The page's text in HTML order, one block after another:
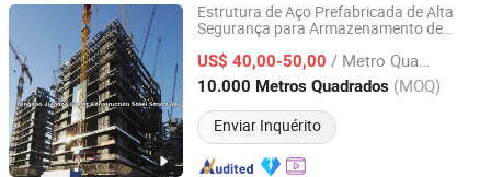
Estrutura de Aço Prefabricada de Alta
Segurança para Armazenamento de
Soldagem Rápida,Construçãode
Edifício s de Apartamentos, Hotéis,
Armazéns e Oficinas
US$ 40,00-50,00 / Metro Quadrado
10.000 Metros Quadrados (MOQ)
Enviar Inquérito
Qingdao Jingdao Credit Construction Steel Structure Co.,
Ltd.
Shandong, China Desde 2012